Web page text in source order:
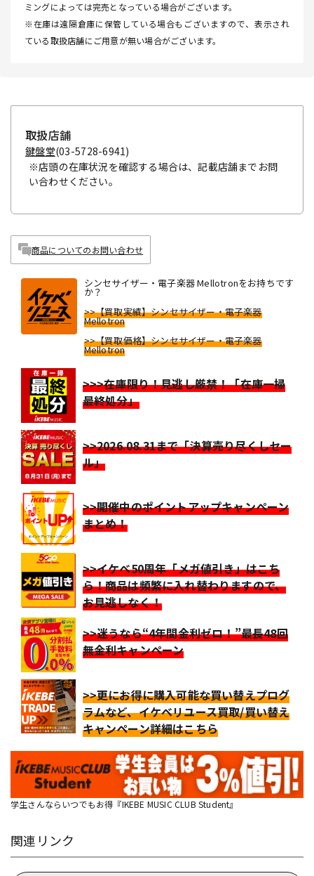
ミングによっては完売となっている場合がございます。
※在庫は遠隔倉庫に保管している場合もございますので、表示され
ている取扱店舗にご用意が無い場合がございます。
取扱店舗
鍵盤堂(03-5728-6941)
※店頭の在庫状況を確認する場合は、記載店舗までお問
い合わせください。
商品についてのお問い合わせ
シンセサイザー・電子楽器 Mellotronをお持ちです
か？
>>【買取実績】シンセサイザー・電子楽器
Mellotron
>>【買取価格】シンセサイザー・電子楽器
Mellotron
>>>在庫限り！見逃し厳禁！「在庫一掃
最終処分」
>>2026.08.31まで「決算売り尽くしセー
ル」
>>開催中のポイントアップキャンペーン
まとめ！
>>イケベ50周年「メガ値引き」はこち
ら！商品は頻繁に入れ替わりますので、
お見逃しなく！
>>迷うなら“4年間金利ゼロ！”最長48回
無金利キャンペーン
>>更にお得に購入可能な買い替えプログ
ラムなど、イケベリユース買取/買い替え
キャンペーン詳細はこちら
学生さんならいつでもお得『IKEBE MUSIC CLUB Student』
関連リンク